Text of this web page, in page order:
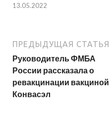
13.05.2022
ПРЕДЫДУЩАЯ СТАТЬЯ
Руководитель ФМБА
России рассказала о
ревакцинации вакциной
Конвасэл